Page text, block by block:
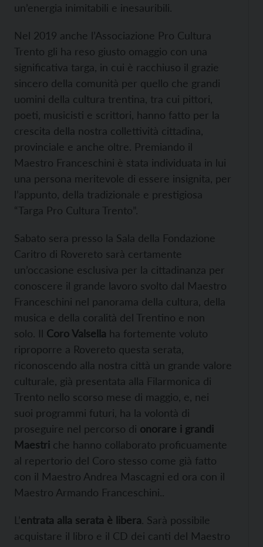
un’energia inimitabili e inesauribili.
Nel 2019 anche l’Associazione Pro Cultura
Trento gli ha reso giusto omaggio con una
significativa targa, in cui è racchiuso il grazie
sincero della comunità per quello che grandi
uomini della cultura trentina, tra cui pittori,
poeti, musicisti e scrittori, hanno fatto per la
crescita della nostra collettività cittadina,
provinciale e anche oltre. Premiando il
Maestro Franceschini è stata individuata in lui
una persona meritevole di essere insignita, per
l’appunto, della tradizionale e prestigiosa
“Targa Pro Cultura Trento”.
Sabato sera presso la Sala della Fondazione
Caritro di Rovereto sarà certamente
un’occasione esclusiva per la cittadinanza per
conoscere il grande lavoro svolto dal Maestro
Franceschini nel panorama della cultura, della
musica e della coralità del Trentino e non
solo. Il Coro Valsella ha fortemente voluto
riproporre a Rovereto questa serata,
riconoscendo alla nostra città un grande valore
culturale, già presentata alla Filarmonica di
Trento nello scorso mese di maggio, e, nei
suoi programmi futuri, ha la volontà di
proseguire nel percorso di onorare i grandi
Maestri che hanno collaborato proficuamente
al repertorio del Coro stesso come già fatto
con il Maestro Andrea Mascagni ed ora con il
Maestro Armando Franceschini..
L’entrata alla serata è libera. Sarà possibile
acquistare il libro e il CD dei canti del Maestro